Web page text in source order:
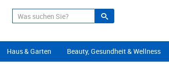
Suche
Haus & Garten Beauty, Gesundheit & Wellness